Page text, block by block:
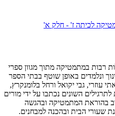
רבות במתמטיקה מתוך מגוון ספרי
ונלמדים באופן שוטף בבתי הספר
עוזרי, גבי יקואל ורחל בלומנקרץ,
השונים נכתבו על ידי מורים
רב בהוראת המתמטיקה ובהגשה
שעורי הבית ובהכנה למבחנים.